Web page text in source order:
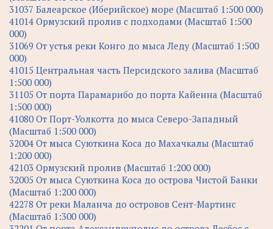
31037 Балеарское (Иберийское) море (Масштаб 1:500 000)
41014 Ормузский пролив с подходами (Масштаб 1:500
000)
31069 От устья реки Конго до мыса Леду (Масштаб 1:500
000)
41015 Центральная часть Персидского залива (Масштаб
1:500 000)
31105 От порта Парамарибо до порта Кайенна (Масштаб
1:500 000)
41080 От Порт-Уолкотта до мыса Северо-Западный
(Масштаб 1:500 000)
32004 От мыса Суюткина Коса до Махачкалы (Масштаб
1:200 000)
42103 Ормузский пролив (Масштаб 1:200 000)
32005 От мыса Суюткина Коса до острова Чистой Банки
(Масштаб 1:200 000)
42278 От реки Маланча до островов Сент-Мартинс
(Масштаб 1:300 000)